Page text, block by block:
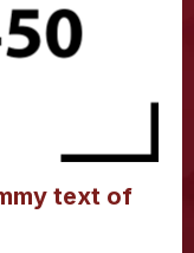
text of